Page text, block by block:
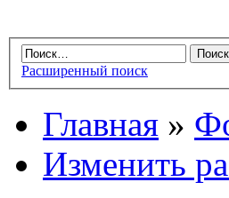
Расширенный поиск
Главная »
Изменить